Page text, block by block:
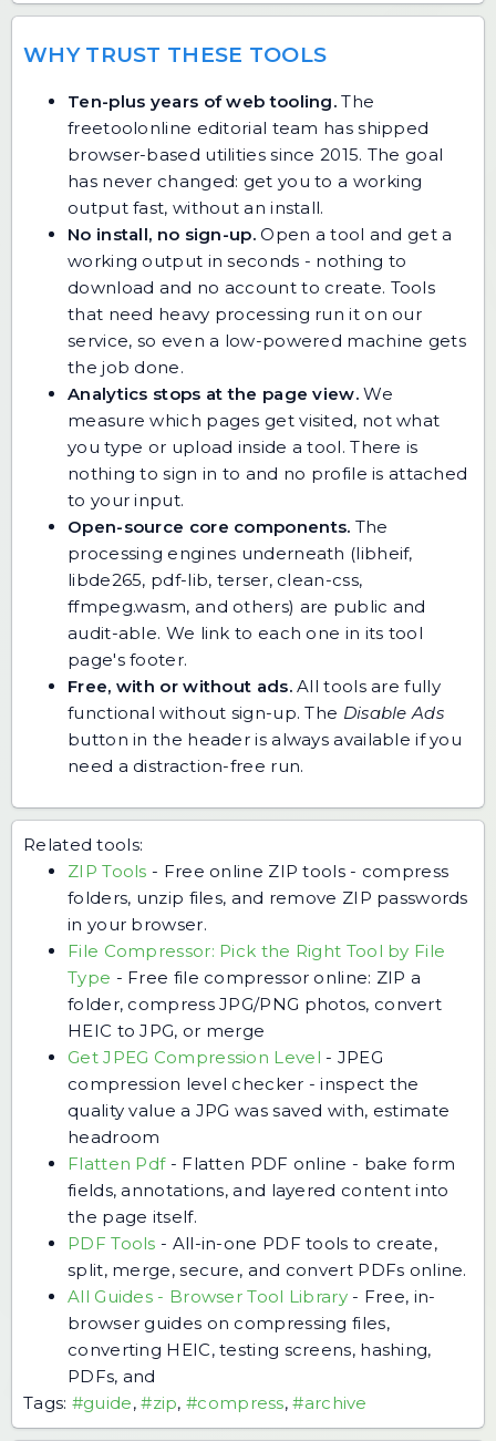
WHY TRUST THESE TOOLS
Ten-plus years of web tooling. The
freetoolonline editorial team has shipped
browser-based utilities since 2015. The goal
has never changed: get you to a working
output fast, without an install.
No install, no sign-up.Open a tool and get a
working output in seconds - nothing to
download and no account to create. Tools
that need heavy processing run it on our
service, so even a low-powered machine gets
the job done.
Analytics stops at the page view.We
measure which pages get visited, not what
you type or upload inside a tool. There is
nothing to sign in to and no profile is attached
to your input.
Open-source core components. The
processing engines underneath (libheif,
libde265, pdf-lib, terser, clean-css,
ffmpeg.wasm, and others) are public and
audit-able. We link to each one in its tool
page's footer.
Free, with or without ads.All tools are fully
functional without sign-up. The Disable Ads
button in the header is always available if you
need a distraction-free run.
Related tools:
ZIP Tools - Free online ZIP tools - compress
folders, unzip files, and remove ZIP passwords
in your browser.
File Compressor: Pick the Right Tool by File
Type - Free file compressor online: ZIP a
folder, compress JPG/PNG photos, convert
HEIC to JPG, or merge
Get JPEG Compression Level - JPEG
compression level checker - inspect the
quality value a JPG was saved with, estimate
headroom
Flatten Pdf- Flatten PDF online - bake form
fields, annotations, and layered content into
the page itself.
PDF Tools - All-in-one PDF tools to create,
split, merge, secure, and convert PDFs online.
All Guides - Browser Tool Library- Free, in-
browser guides on compressing files,
converting HEIC, testing screens, hashing,
PDFs, and
Tags: #guide,#zip,#compress,#archive